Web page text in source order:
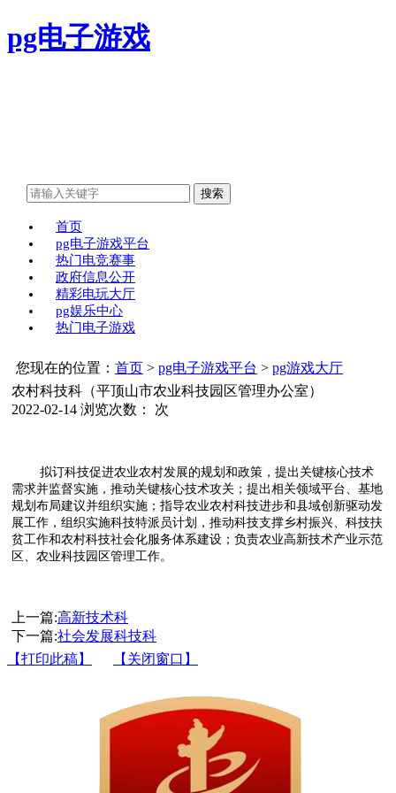
pg电子游戏
首页
pg电子游戏平台
热门电竞赛事
政府信息公开
精彩电玩大厅
pg娱乐中心
热门电子游戏
您现在的位置： 首页 > pg电子游戏平台 > pg游戏大厅
农村科技科（平顶山市农业科技园区管理办公室）
2022-02-14 浏览次数： 次
拟订科技促进农业农村发展的规划和政策，提出关键核心技术
需求并监督实施，推动关键核心技术攻关；提出相关领域平台、基地
规划布局建议并组织实施；指导农业农村科技进步和县域创新驱动发
展工作，组织实施科技特派员计划，推动科技支撑乡村振兴、科技扶
贫工作和农村科技社会化服务体系建设；负责农业高新技术产业示范
区、农业科技园区管理工作。
上一篇:高新技术科
下一篇:社会发展科技科
【打印此稿】
【关闭窗口】